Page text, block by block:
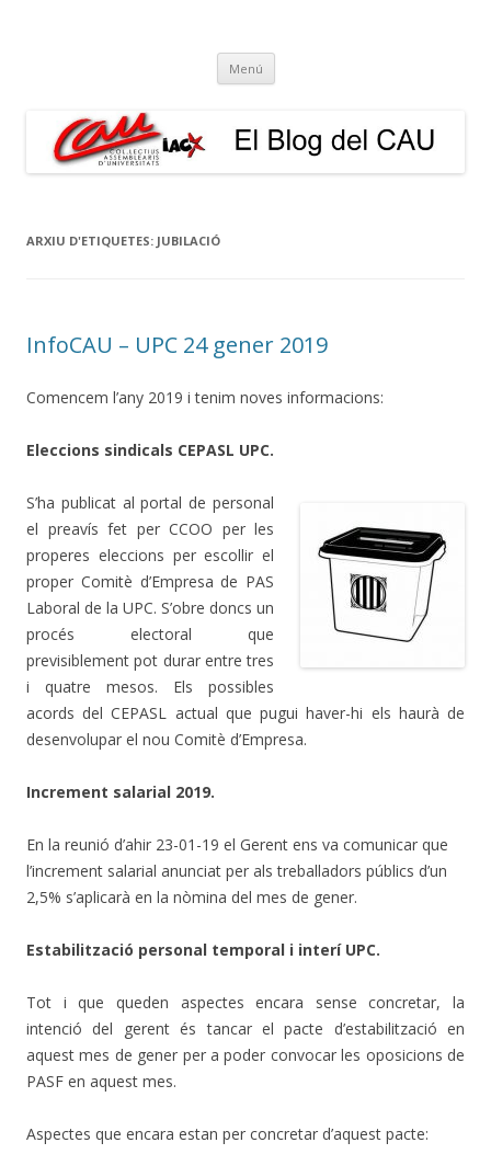
Menú Vés
contingut
ARXIU D'ETIQUETES: JUBILACIÓ
InfoCAU – UPC 24 gener 2019
Comencem l’any 2019 i tenim noves informacions:
Eleccions sindicals CEPASL UPC.
S’ha publicat al portal de personal
el preavís fet per CCOO per les
properes eleccions per escollir el
proper Comitè d’Empresa de PAS
Laboral de la UPC. S’obre doncs un
procés electoral que
previsiblement pot durar entre tres
i quatre mesos. Els possibles
acords del CEPASL actual que pugui haver-hi els haurà de
desenvolupar el nou Comitè d’Empresa.
Increment salarial 2019.
En la reunió d’ahir 23-01-19 el Gerent ens va comunicar que
l’increment salarial anunciat per als treballadors públics d’un
2,5% s’aplicarà en la nòmina del mes de gener.
Estabilització personal temporal i interí UPC.
Tot i que queden aspectes encara sense concretar, la
intenció del gerent és tancar el pacte d’estabilització en
aquest mes de gener per a poder convocar les oposicions de
PASF en aquest mes.
Aspectes que encara estan per concretar d’aquest pacte: